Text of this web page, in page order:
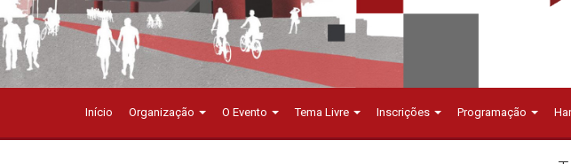
Início Organização O Evento Tema Livre Inscrições Programação